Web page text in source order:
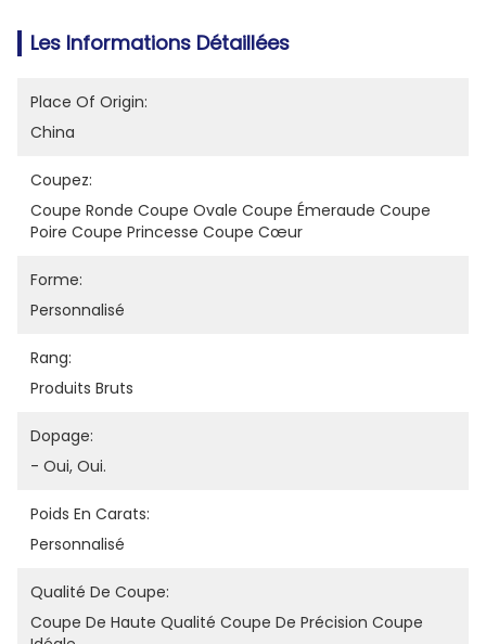
Les Informations Détaillées
Place Of Origin:
China
Coupez:
Coupe Ronde Coupe Ovale Coupe Émeraude Coupe
Poire Coupe Princesse Coupe Cœur
Forme:
Personnalisé
Rang:
Produits Bruts
Dopage:
- Oui, Oui.
Poids En Carats:
Personnalisé
Qualité De Coupe:
Coupe De Haute Qualité Coupe De Précision Coupe